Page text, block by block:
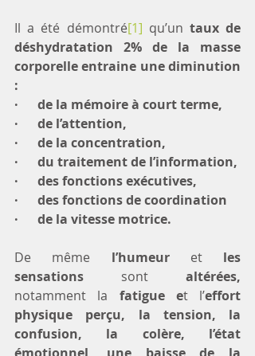
Il a été démontré[1] qu’un taux de
déshydratation 2% de la masse
corporelle entraine une diminution
:
·      de la mémoire à court terme,
·      de l’attention,
·      de la concentration,
·      du traitement de l’information,
·      des fonctions exécutives,
·      des fonctions de coordination
·      de la vitesse motrice.
De même l’humeur et les
sensations sont
notamment la fatigue et l’effort
physique perçu, la tension, la
confusion, la colère, l’état